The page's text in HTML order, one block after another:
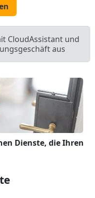
CloudAssistant und
aus
Dienste, die Ihren